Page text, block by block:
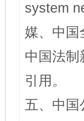
system
媒、中
中国法
引用。
五、中国